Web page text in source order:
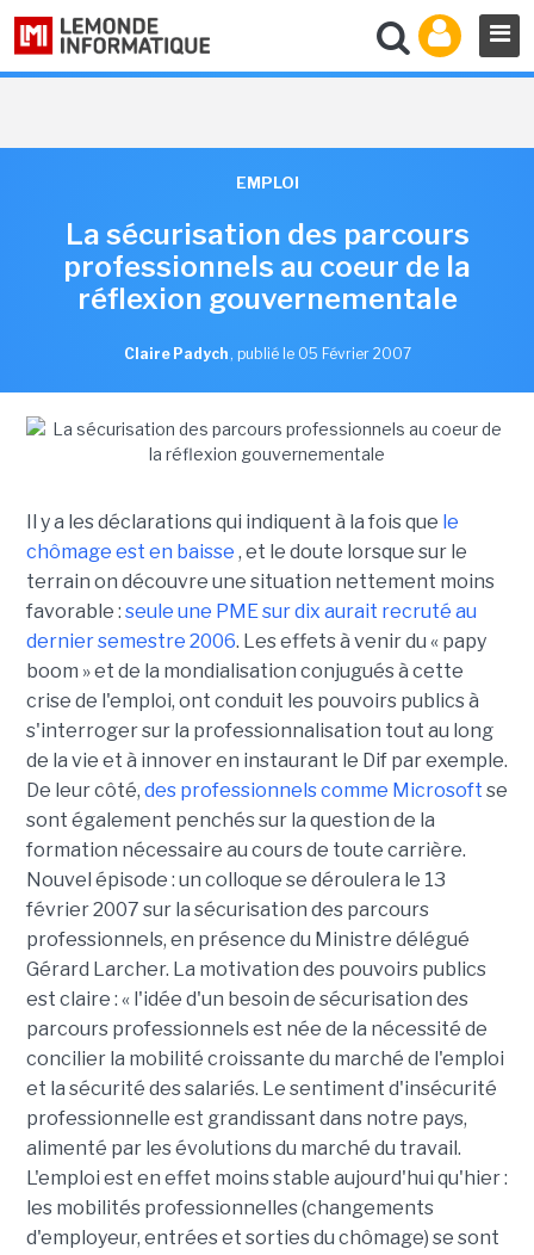
EMPLOI
La sécurisation des parcours
professionnels au coeur de la
réflexion gouvernementale
Claire Padych , publié le 05 Février 2007
Il y a les déclarations qui indiquent à la fois que le
chômage est en baisse , et le doute lorsque sur le
terrain on découvre une situation nettement moins
favorable : seule une PME sur dix aurait recruté au
dernier semestre 2006. Les effets à venir du « papy
boom » et de la mondialisation conjugués à cette
crise de l'emploi, ont conduit les pouvoirs publics à
s'interroger sur la professionnalisation tout au long
de la vie et à innover en instaurant le Dif par exemple.
De leur côté, des professionnels comme Microsoft se
sont également penchés sur la question de la
formation nécessaire au cours de toute carrière.
Nouvel épisode : un colloque se déroulera le 13
février 2007 sur la sécurisation des parcours
professionnels, en présence du Ministre délégué
Gérard Larcher. La motivation des pouvoirs publics
est claire : « l'idée d'un besoin de sécurisation des
parcours professionnels est née de la nécessité de
concilier la mobilité croissante du marché de l'emploi
et la sécurité des salariés. Le sentiment d'insécurité
professionnelle est grandissant dans notre pays,
alimenté par les évolutions du marché du travail.
L'emploi est en effet moins stable aujourd'hui qu'hier :
les mobilités professionnelles (changements
d'employeur, entrées et sorties du chômage) se sont